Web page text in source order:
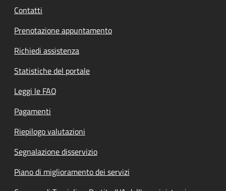
Contatti
Prenotazione appuntamento
Richiedi assistenza
Statistiche del portale
Leggi le FAQ
Pagamenti
Riepilogo valutazioni
Segnalazione disservizio
Piano di miglioramento dei servizi